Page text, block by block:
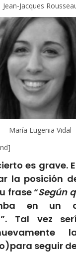
Jean-Jacques
María Eugenia Vidal
es grave.
la posición
frase “Según
en un
Tal vez
seguir